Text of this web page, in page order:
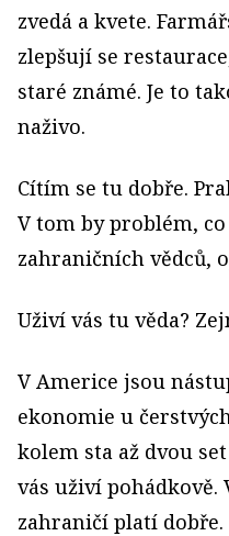
zvedá a kvete.
zlepšují se
staré známé. Je to
naživo.
Cítím se tu dobře.
V tom by problém,
zahraničních vědců,
Uživí vás tu věda?
V Americe jsou
ekonomie u
kolem sta až dvou
vás uživí pohádkově.
zahraničí platí dobře.